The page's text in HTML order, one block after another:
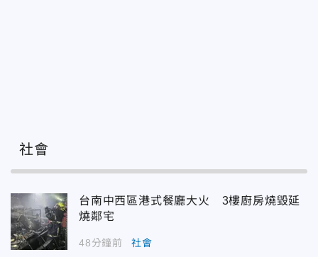
社會
台南中西區港式餐廳大火 3樓廚房燒毀延
燒鄰宅
48分鐘前 社會